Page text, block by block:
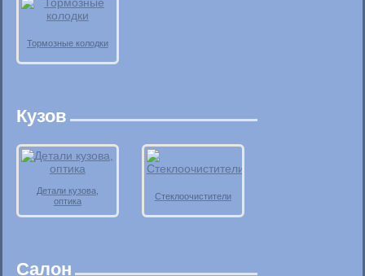
Тормозные колодки
Кузов
Детали кузова,
оптика
Стеклоочистители
Салон